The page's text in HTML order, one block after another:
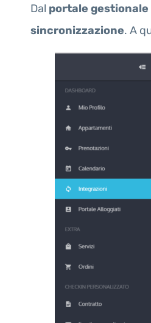
Dal portale gestionale
sincronizzazione. A